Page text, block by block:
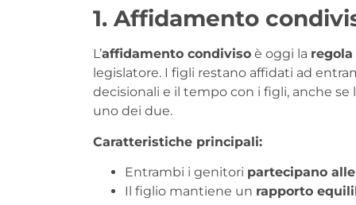
1. Affidamento
L’affidamento condiviso è oggi la
legislatore. I figli restano affidati ad
decisionali e il tempo con i figli, anche se
uno dei due.
Caratteristiche principali:
Entrambi i genitori partecipano
Il figlio mantiene un rapporto